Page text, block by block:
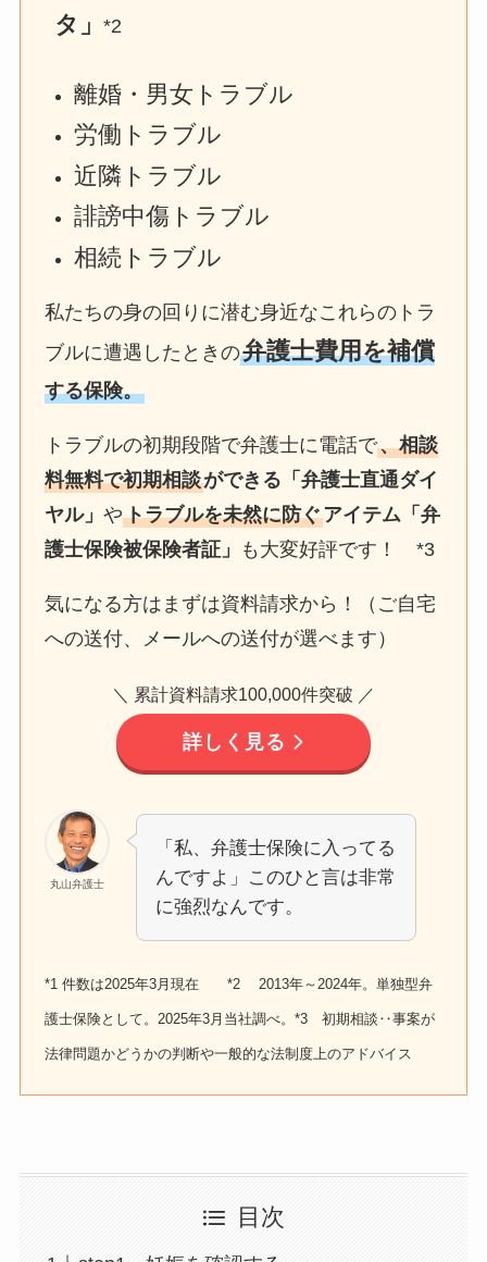
タ」*2
離婚・男女トラブル
労働トラブル
近隣トラブル
誹謗中傷トラブル
相続トラブル
私たちの身の回りに潜む身近なこれらのトラ
ブルに遭遇したときの弁護士費用を補償
する保険。
トラブルの初期段階で弁護士に電話で、相談
料無料で初期相談ができる「弁護士直通ダイ
ヤル」やトラブルを未然に防ぐアイテム「弁
護士保険被保険者証」
も大変好評です！ *3
気になる方はまずは資料請求から！（ご自宅
への送付、メールへの送付が選べます）
＼ 累計資料請求100,000件突破 ／
詳しく見る
丸山弁護士
「私、弁護士保険に入ってる
んですよ」このひと言は非常
に強烈なんです。
*1 件数は2025年3月現在 *2 2013年～2024年。単独型弁
護士保険として。2025年3月当社調べ。*3 初期相談‥事案が
法律問題かどうかの判断や一般的な法制度上のアドバイス
目次